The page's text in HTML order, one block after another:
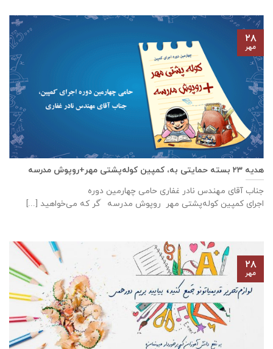
هدیه ۲۳ بسته حمایتی به، کمپین کوله‌پشتی مهر+روپوش مدرسه
جناب آقای مهندس نادر غفاری حامی چهارمین دوره
اجرای کمپین کوله‌پشتی مهر روپوش مدرسه َگر که می‌خواهید [...]
۲۸
مهر
۲۸
مهر